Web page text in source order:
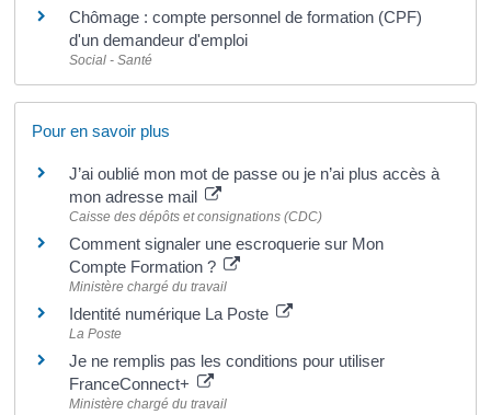
Chômage : compte personnel de formation (CPF)
d'un demandeur d'emploi
Social - Santé
Pour en savoir plus
J’ai oublié mon mot de passe ou je n’ai plus accès à
mon adresse mail
Caisse des dépôts et consignations (CDC)
Comment signaler une escroquerie sur Mon
Compte Formation ?
Ministère chargé du travail
Identité numérique La Poste
La Poste
Je ne remplis pas les conditions pour utiliser
FranceConnect+
Ministère chargé du travail